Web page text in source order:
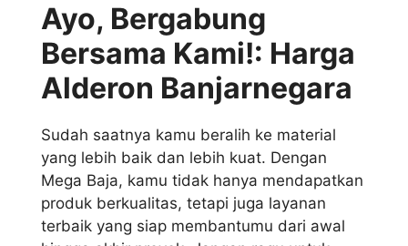
Ayo, Bergabung
Bersama Kami!: Harga
Alderon Banjarnegara
Sudah saatnya kamu beralih ke material
yang lebih baik dan lebih kuat. Dengan
Mega Baja, kamu tidak hanya mendapatkan
produk berkualitas, tetapi juga layanan
terbaik yang siap membantumu dari awal